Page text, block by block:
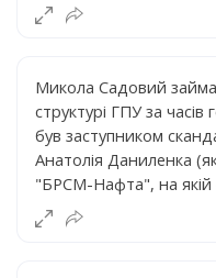
Микола Садовий
структурі ГПУ за
був заступником
Анатолія Даниленка
"БРСМ-Нафта", на якій